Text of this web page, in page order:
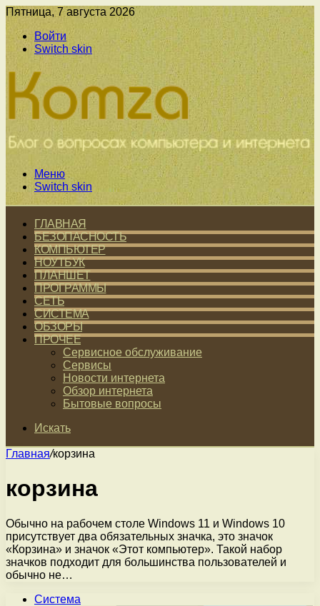
Пятница, 7 августа 2026
Войти
Switch skin
Меню
Switch skin
ГЛАВНАЯ
БЕЗОПАСНОСТЬ
КОМПЬЮТЕР
НОУТБУК
ПЛАНШЕТ
ПРОГРАММЫ
СЕТЬ
СИСТЕМА
ОБЗОРЫ
ПРОЧЕЕ
Сервисное обслуживание
Сервисы
Новости интернета
Обзор интернета
Бытовые вопросы
Искать
Главная/корзина
корзина
Обычно на рабочем столе Windows 11 и Windows 10
присутствует два обязательных значка, это значок
«Корзина» и значок «Этот компьютер». Такой набор
значков подходит для большинства пользователей и
обычно не…
Система